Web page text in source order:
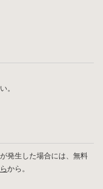
。
発生した場合には、無料
から。